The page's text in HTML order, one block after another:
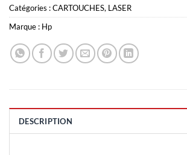
Catégories :CARTOUCHES, LASER
Marque : Hp
DESCRIPTION